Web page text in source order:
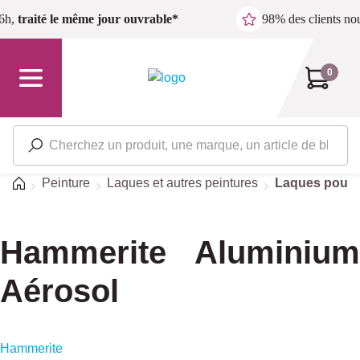
Passer au contenu principal
traité le même jour ouvrable* 98% des clients
0
Accueil
Peinture Laques et autres peintures Laques pour
Hammerite Aluminium
Aérosol
Hammerite